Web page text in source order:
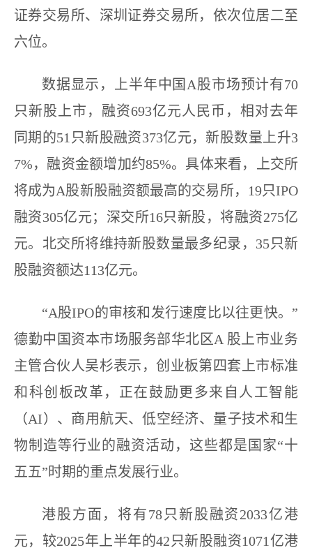
证券交易所、深圳证券交易所，依次位居二至
六位。
数据显示，上半年中国A股市场预计有70
只新股上市，融资693亿元人民币，相对去年
同期的51只新股融资373亿元，新股数量上升3
7%，融资金额增加约85%。具体来看，上交所
将成为A股新股融资额最高的交易所，19只IPO
融资305亿元；深交所16只新股，将融资275亿
元。北交所将维持新股数量最多纪录，35只新
股融资额达113亿元。
“A股IPO的审核和发行速度比以往更快。”
德勤中国资本市场服务部华北区A 股上市业务
主管合伙人吴杉表示，创业板第四套上市标准
和科创板改革，正在鼓励更多来自人工智能
（AI）、商用航天、低空经济、量子技术和生
物制造等行业的融资活动，这些都是国家“十
五五”时期的重点发展行业。
港股方面，将有78只新股融资2033亿港
元，较2025年上半年的42只新股融资1071亿港